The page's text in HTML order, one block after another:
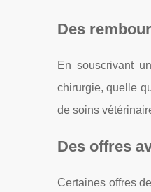
Des
En souscrivant
chirurgie, quelle
de soins
Des offres
Certaines offres